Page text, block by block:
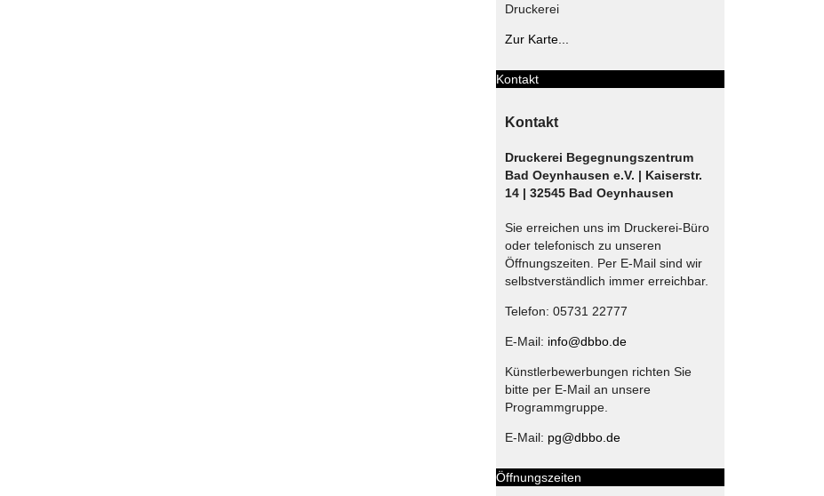
Druckerei
Zur Karte...
Kontakt
Kontakt
Druckerei Begegnungszentrum
Bad Oeynhausen e.V. | Kaiserstr.
14 | 32545 Bad Oeynhausen
Sie erreichen uns im Druckerei-Büro
oder telefonisch zu unseren
Öffnungszeiten. Per E-Mail sind wir
selbstverständlich immer erreichbar.
Telefon: 05731 22777
E-Mail: info@dbbo.de
Künstlerbewerbungen richten Sie
bitte per E-Mail an unsere
Programmgruppe.
E-Mail: pg@dbbo.de
Öffnungszeiten